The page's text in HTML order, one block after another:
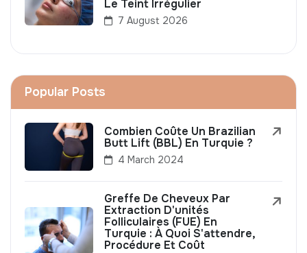
Le Teint Irrégulier
7 August 2026
Popular Posts
Combien Coûte Un Brazilian
Butt Lift (BBL) En Turquie ?
4 March 2024
Greffe De Cheveux Par
Extraction D'unités
Folliculaires (FUE) En
Turquie : À Quoi S'attendre,
Procédure Et Coût